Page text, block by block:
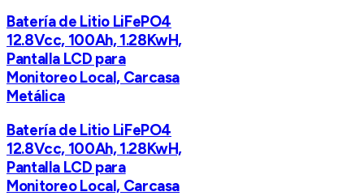
Batería de Litio LiFePO4
12.8Vcc, 100Ah, 1.28KwH,
Pantalla LCD para
Monitoreo Local, Carcasa
Metálica
Batería de Litio LiFePO4
12.8Vcc, 100Ah, 1.28KwH,
Pantalla LCD para
Monitoreo Local, Carcasa